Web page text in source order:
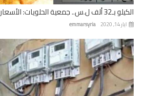
الحلويات: الأسعار أرخص من باقي...
emmarsyria